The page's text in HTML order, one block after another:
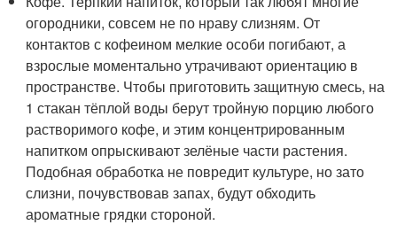
огородники, совсем не по нраву слизням. От
контактов с кофеином мелкие особи погибают, а
взрослые моментально утрачивают ориентацию в
пространстве. Чтобы приготовить защитную смесь, на
1 стакан тёплой воды берут тройную порцию любого
растворимого кофе, и этим концентрированным
напитком опрыскивают зелёные части растения.
Подобная обработка не повредит культуре, но зато
слизни, почувствовав запах, будут обходить
ароматные грядки стороной.